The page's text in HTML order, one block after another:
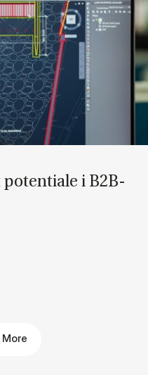
po­ten­ti­a­le i B2B-
over­set po­ten­ti­a­le i B2B-
More